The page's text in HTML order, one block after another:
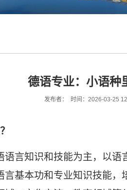
德语专业：小语种
发布者： 时间：2026-03-25
语言知识和技能为主，以
言基本功和专业知识技能